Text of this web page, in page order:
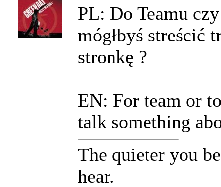
PL: Do Teamu
mógłbyś streścić
stronkę ?
EN: For team or
talk something
The quieter you
hear.